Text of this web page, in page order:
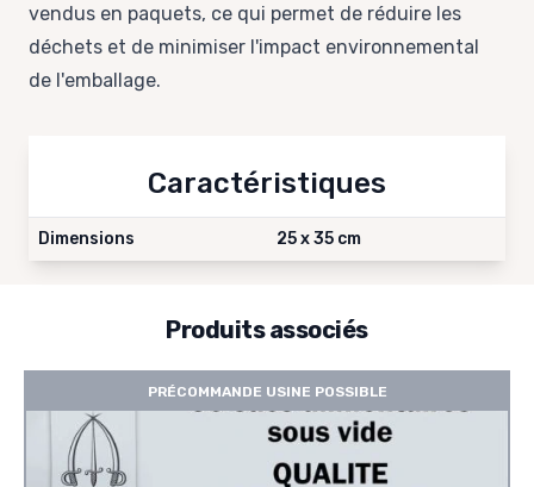
vendus en paquets, ce qui permet de réduire les
déchets et de minimiser l'impact environnemental
de l'emballage.
Caractéristiques
Dimensions 25 x 35 cm
Produits associés
PRÉCOMMANDE USINE POSSIBLE